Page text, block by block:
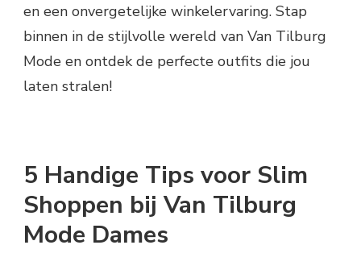
en een onvergetelijke winkelervaring. Stap
binnen in de stijlvolle wereld van Van Tilburg
Mode en ontdek de perfecte outfits die jou
laten stralen!
5 Handige Tips voor Slim
Shoppen bij Van Tilburg
Mode Dames